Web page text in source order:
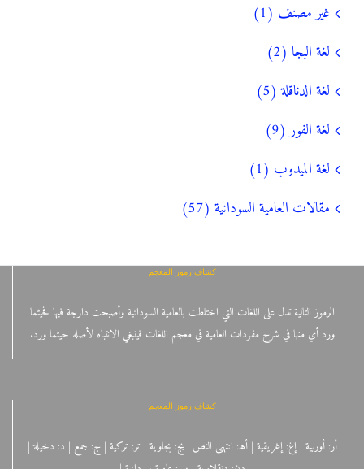
غير مصنف (1)
لغة البجا (2)
لغة الدناقلة (5)
لغة الفور (9)
لغة الميدوب (1)
مقالات العامية السودانية (57)
كشاف رموز المعجم
الرموز التالية تدل على اللغات التي اختلطت بالعامية السودانية وأصبحت دارجة فيها فحيثما
ورد أي منها في شرح مفردات العامية في معجم اللغات فينبغي الانتباه لأصله حيثما ورد.
كشاف رموز المعجم
أر: أوربية | إغ: إغريقية | أهـ: انتهى النص | بج: بجاوية | تر: تركية | ج: جمع | د: دخيلة |